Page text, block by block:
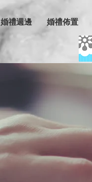
婚禮週邊 婚禮佈置